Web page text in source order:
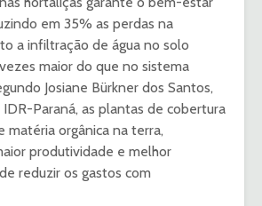
em 35% as perdas na
a infiltração de água no solo
maior do que no sistema
Josiane Bürkner dos Santos,
Paraná, as plantas de cobertura
matéria orgânica na terra,
produtividade e melhor
reduzir os gastos com